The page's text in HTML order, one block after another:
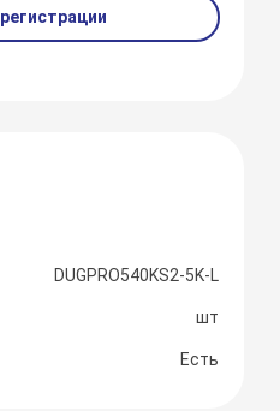
DUGPRO540KS2-5K-L
шт
Есть